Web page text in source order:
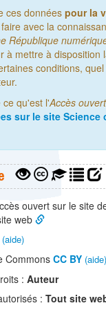
ces donnéespour la
avec la
République
à mettre à disposition
conditions,
ce qu'est l'Accès ouvert
sur le site Science
ouvert sur le site
web
(aide)
Commons CC BY (aide)
: Auteur
: Tout site